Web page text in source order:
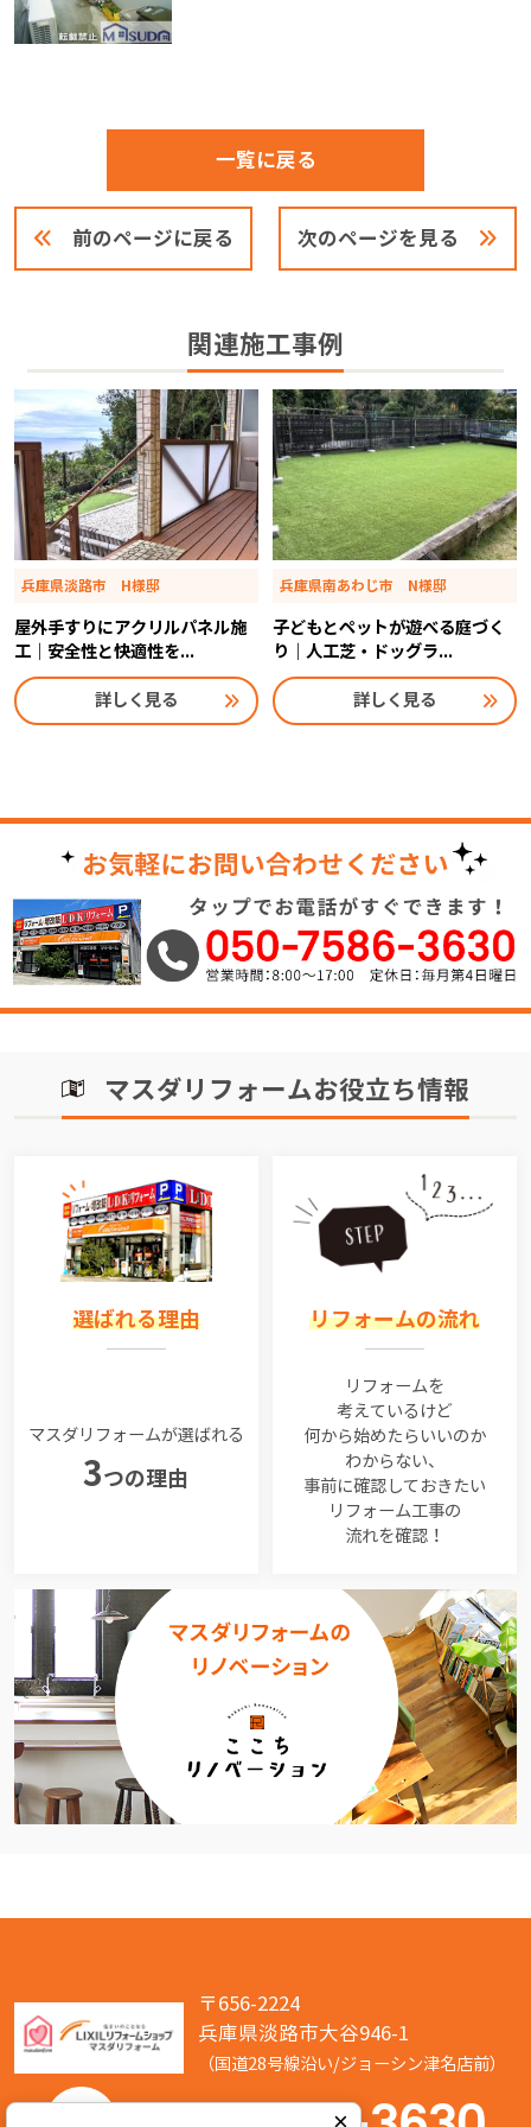
前のページに戻る
一覧に戻る
次のページを見る
関連施工事例
兵庫県淡路市 H様邸
屋外手すりにアクリルパネル施
工｜安全性と快適性を...
詳しく見る
兵庫県南あわじ市 N様邸
子どもとペットが遊べる庭づく
り｜人工芝・ドッグラ...
詳しく見る
マスダリフォームお役立ち情報
選ばれる理由
マスダリフォームが選ばれる
3つの理由
リフォームの流れ
リフォームを
考えているけど
何から始めたらいいのか
わからない、
事前に確認しておきたい
リフォーム工事の
流れを確認！
〒656-2224
兵庫県淡路市大谷946-1
（国道28号線沿い/ジョーシン津名店前）